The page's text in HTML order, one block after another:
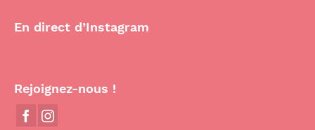
En direct d’Instagram
Rejoignez-nous !